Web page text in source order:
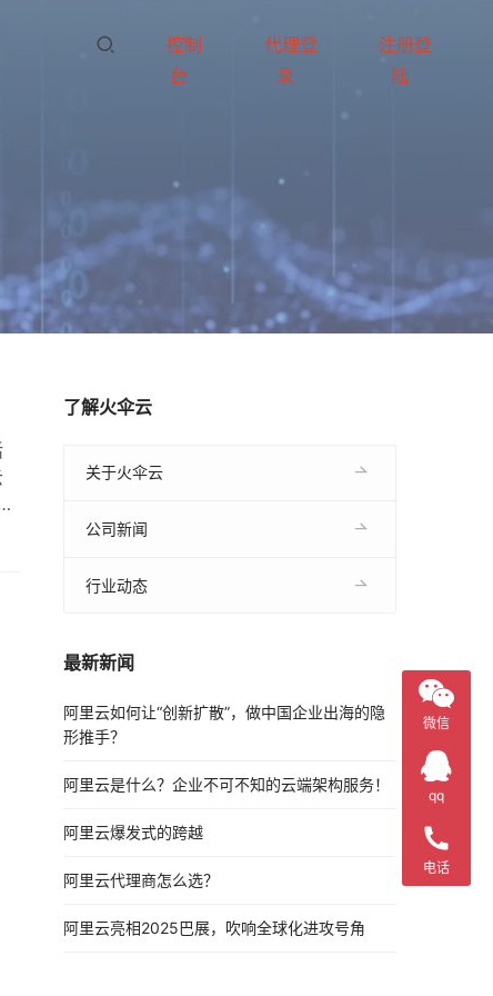
控制
台
代理登
录
注册登
陆
了解火伞云
关于火伞云
公司新闻
行业动态
最新新闻
阿里云如何让“创新扩散”，做中国企业出海的隐
形推手？
阿里云是什么？企业不可不知的云端架构服务！
阿里云爆发式的跨越
阿里云代理商怎么选？
阿里云亮相2025巴展，吹响全球化进攻号角
微信
qq
电话